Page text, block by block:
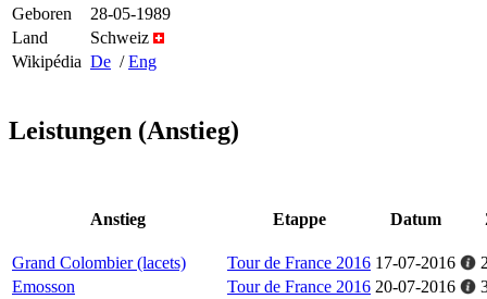
Geboren
28-05-1989
Land
Schweiz
Wikipédia De /Eng
Leistungen (Anstieg)
Anstieg Etappe Datum
Grand Colombier (lacets) Tour de France 2016 17-07-2016
Emosson
Tour de France 2016 20-07-2016